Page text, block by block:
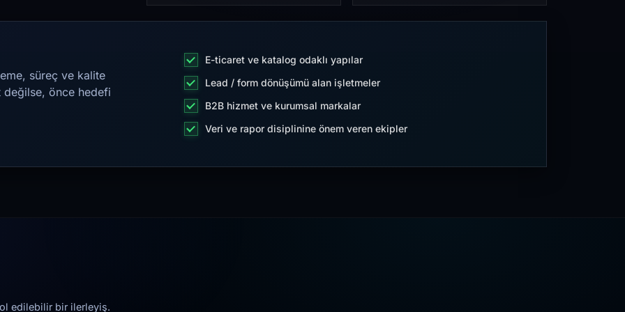
süreç ve kalite
değilse, önce hedefi
E-ticaret ve katalog odaklı yapılar
Lead / form dönüşümü alan işletmeler
B2B hizmet ve kurumsal markalar
Veri ve rapor disiplinine önem veren ekipler
edilebilir bir ilerleyiş.